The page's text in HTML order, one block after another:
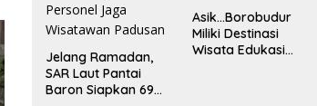
Jelang Ramadan,
SAR Laut Pantai
Baron Siapkan 69
Asik…Borobudur
Miliki Destinasi
Wisata Edukasi